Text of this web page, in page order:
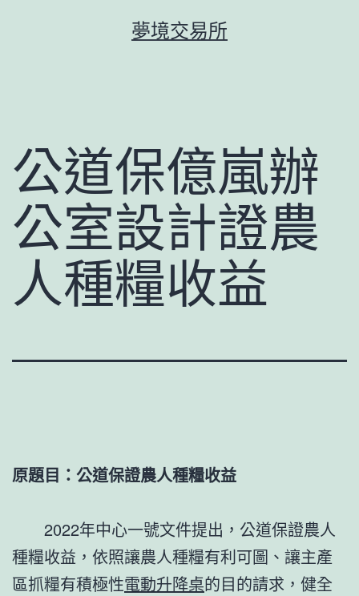
夢境交易所
公道保億嵐辦
公室設計證農
人種糧收益
原題目：公道保證農人種糧收益
2022年中心一號文件提出，公道保證農人
種糧收益，依照讓農人種糧有利可圖、讓主產
區抓糧有積極性電動升降桌的目的請求，健全